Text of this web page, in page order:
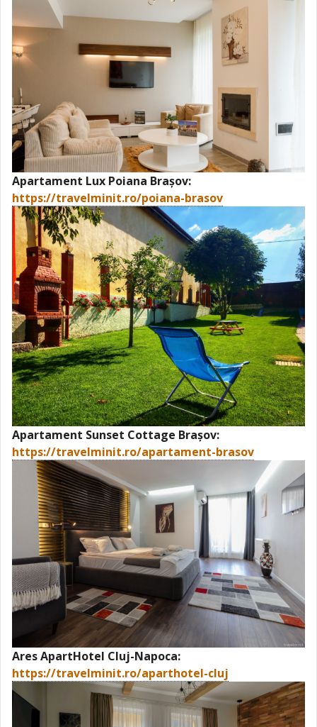
Apartament Lux Poiana Brașov:
https://travelminit.ro/poiana-brasov
Apartament Sunset Cottage Brașov:
https://travelminit.ro/apartament-brasov
Ares ApartHotel Cluj-Napoca:
https://travelminit.ro/aparthotel-cluj